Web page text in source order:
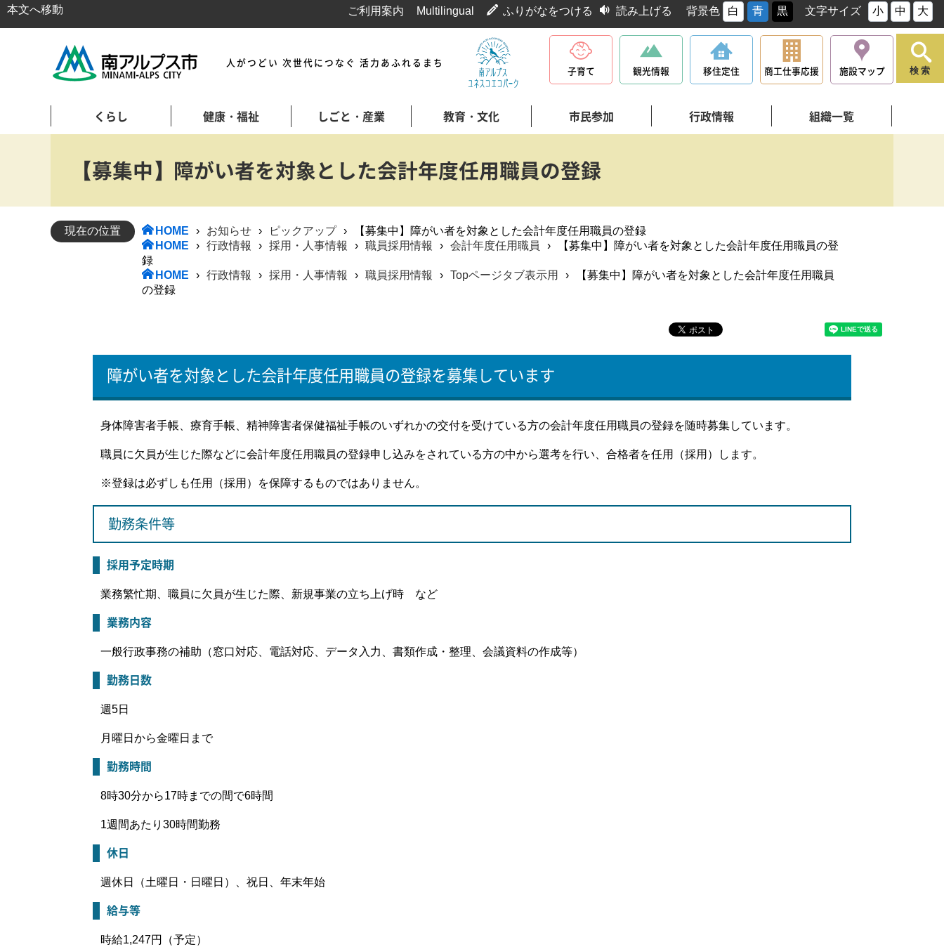
本文へ移動 ご利用案内 Multilingual ふりがなをつける 読み上げる 背景色 白 青 黒 文字サイズ 小 中 大
人がつどい 次世代につなぐ 活力あふれるまち
子育て 観光情報 移住定住 商工仕事応援 施設マップ
くらし 健康・福祉 しごと・産業 教育・文化 市民参加 行政情報 組織一覧
検索
【募集中】障がい者を対象とした会計年度任用職員の登録
現在の位置 HOME › お知らせ › ピックアップ ›
【募集中】障がい者を対象とした会計年度任用職員の登録
HOME
› 行政情報 › 採用・人事情報 › 職員採用情報 › 会計年度任用職員 ›
【募集中】障がい者を対象とした会計年度任用職員の登
録
HOME
› 行政情報 › 採用・人事情報 › 職員採用情報 › Topページタブ表示用 ›
【募集中】障がい者を対象とした会計年度任用職員
の登録
障がい者を対象とした会計年度任用職員の登録を募集しています
身体障害者手帳、療育手帳、精神障害者保健福祉手帳のいずれかの交付を受けている方の会計年度任用職員の登録を随時募集しています。
職員に欠員が生じた際などに会計年度任用職員の登録申し込みをされている方の中から選考を行い、合格者を任用（採用）します。
※登録は必ずしも任用（採用）を保障するものではありません。
勤務条件等
採用予定時期
業務繁忙期、職員に欠員が生じた際、新規事業の立ち上げ時 など
業務内容
一般行政事務の補助（窓口対応、電話対応、データ入力、書類作成・整理、会議資料の作成等）
勤務日数
週5日
月曜日から金曜日まで
勤務時間
8時30分から17時までの間で6時間
1週間あたり30時間勤務
休日
週休日（土曜日・日曜日）、祝日、年末年始
給与等
時給1,247円（予定）